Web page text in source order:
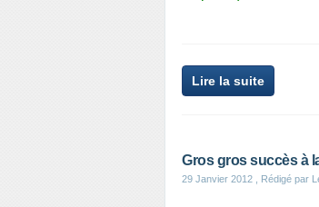
Lire la suite
Gros gros succès à
29 Janvier 2012 , Rédigé par